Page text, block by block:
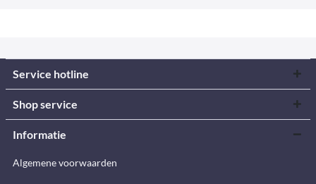
Service hotline
Shop service
Informatie
Algemene voorwaarden